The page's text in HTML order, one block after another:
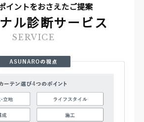
イントをおさえたご提案
ル診断サービス
SERVICE